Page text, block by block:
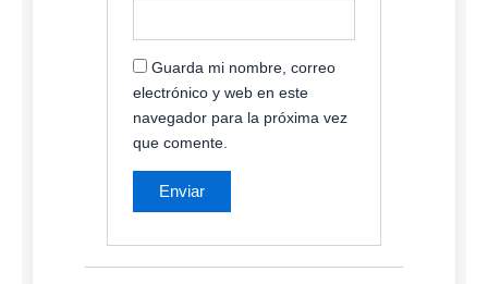
Guarda mi nombre, correo
electrónico y web en este
navegador para la próxima vez
que comente.